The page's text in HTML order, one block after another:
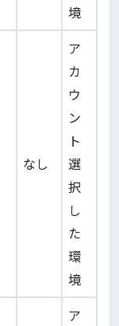
境
なし
ア
カ
ウ
ン
ト
選
択
し
た
環
境
ア